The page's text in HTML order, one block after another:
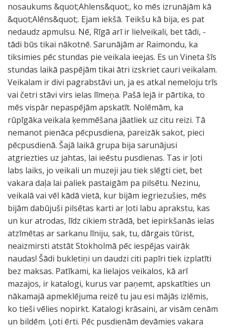
nosaukums &quot;Ahlens&quot;, ko mēs izrunājām kā
&quot;Alēns&quot;. Ejam iekšā. Teikšu kā bija, es pat
nedaudz apmulsu. Nē, Rīgā arī ir lielveikali, bet tādi, -
tādi būs tikai nākotnē. Sarunājām ar Raimondu, ka
tiksimies pēc stundas pie veikala ieejas. Es un Vineta šīs
stundas laikā paspējām tikai ātri izskriet cauri veikalam.
Veikalam ir divi pagrabstāvi un, ja es atkal nemeloju trīs
vai četri stāvi virs ielas līmeņa. Pašā lejā ir pārtika, to
mēs vispār nepaspējām apskatīt. Nolēmām, ka
rūpīgāka veikala ķemmēšana jāatliek uz citu reizi. Tā
nemanot pienāca pēcpusdiena, pareizāk sakot, pieci
pēcpusdienā. Šajā laikā grupa bija sarunājusi
atgriezties uz jahtas, lai ieēstu pusdienas. Tas ir ļoti
labs laiks, jo veikali un muzeji jau tiek slēgti ciet, bet
vakara daļa lai paliek pastaigām pa pilsētu. Nezinu,
veikalā vai vēl kādā vietā, kur bijām iegriezušies, mēs
bijām dabūjuši pilsētas karti ar ļoti labu aprakstu, kas
un kur atrodas, līdz cikiem strādā, bet iepirkšanās ielas
atzīmētas ar sarkanu līniju, sak, tu, dārgais tūrist,
neaizmirsti atstāt Stokholmā pēc iespējas vairāk
naudas! Šādi bukletiņi un daudzi citi papīri tiek izplatīti
bez maksas. Patīkami, ka lielajos veikalos, kā arī
mazajos, ir katalogi, kurus var paņemt, apskatīties un
nākamajā apmeklējuma reizē tu jau esi mājās izlēmis,
ko tieši vēlies nopirkt. Katalogi krāsaini, ar visām cenām
un bildēm. Ļoti ērti. Pēc pusdienām devāmies vakara